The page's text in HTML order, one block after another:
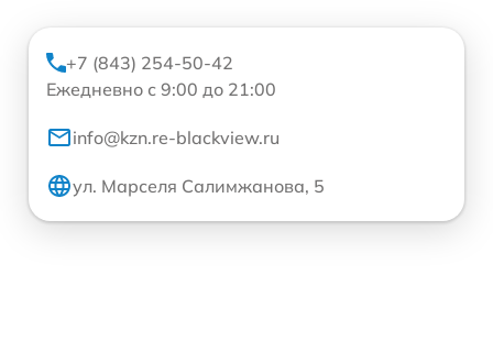
+7 (843) 254-50-42
Ежедневно с 9:00 до 21:00
info@kzn.re-blackview.ru
ул. Марселя Салимжанова, 5